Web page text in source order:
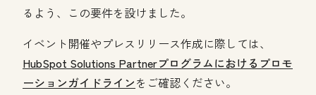
るよう、この要件を設けました。
イベント開催やプレスリリース作成に際しては、
HubSpot Solutions Partnerプログラムにおけるプロモ
ーションガイドラインをご確認ください。